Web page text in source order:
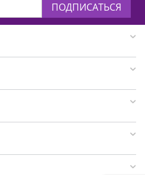
ПОДПИСАТЬСЯ